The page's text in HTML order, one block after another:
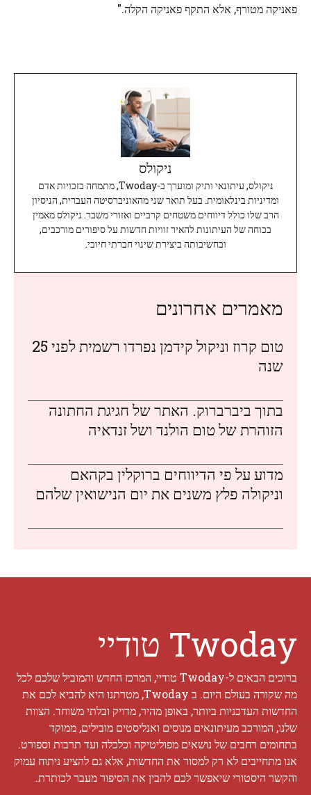
פאניקה מטורף, אלא התקף פאניקה הקלה."
ניקולס
ניקולס, עיתונאי ותיק ומוערך ב-Twoday, מתמחה בזכויות אדם
ומדיניות בינלאומית. בעל תואר שני מהאוניברסיטה העברית, הניסיון
הרב שלו כולל דיווחים משטחים קרביים ואזורי משבר. ניקולס מאמין
בכוחה של העיתונות להאיר זוויות חדשות על סיפורים מורכבים,
ובחשיבותה ביצירת שינוי חברתי חיובי.
מאמרים אחרונים
טום קרוז וניקול קידמן נפרדו רשמית לפני 25
שנה
בתוך ביברברוק. האתר של חגיגת החתונה
הזוהרת של טום הולנד ושל זנדאיה
מדוע על פי הדיווחים ברוקלין בקהאם
וניקולה פלץ משנים את יום הנישואין שלהם
Twoday טודיי
ברוכים הבאים ל-Twoday טודיי, המרכז החדש והמוביל שלכם לכל
מה שקורה בעולם היום. ב Twoday, מטרתנו היא להביא לכם את
החדשות העדכניות ביותר, באופן מהיר, מדויק ובלתי משוחד. הצוות
שלנו, המורכב מעיתונאים מנוסים ואנליסטים מובילים, ממוקד
בתחומים רחבים של נושאים מפוליטיקה וכלכלה ועד תרבות וספורט.
אנו מתחייבים לא רק למסור את החדשות, אלא גם להציע ניתוח עמוק
והקשר היסטורי שיאפשר לכם להבין את הסיפור מעבר לכותרת.